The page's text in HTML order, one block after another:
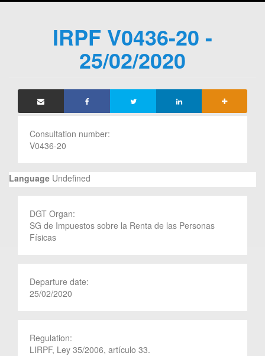
IRPF V0436-20 -
25/02/2020
Consultation number:
V0436-20
Language Undefined
DGT Organ:
SG de Impuestos sobre la Renta de las Personas
Físicas
Departure date:
25/02/2020
Regulation:
LIRPF, Ley 35/2006, artículo 33.